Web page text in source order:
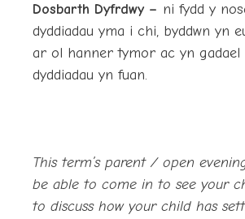
Dosbarth Dyfrdwy – ni fydd y
dyddiadau yma i chi, byddwn yn
ar ol hanner tymor ac yn gadael
dyddiadau yn fuan.
This term’s parent / open
be able to come in to see your
to discuss how your child has